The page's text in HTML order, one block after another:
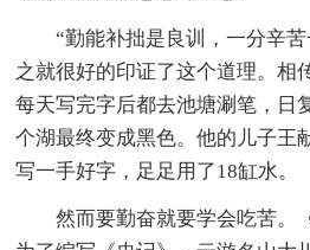
“勤能补拙是良训，一分辛苦
之就很好的印证了这个道理。相
每天写完字后都去池塘涮笔，日
个湖最终变成黑色。他的儿子王
写一手好字，足足用了18缸水。
然而要勤奋就要学会吃苦。《